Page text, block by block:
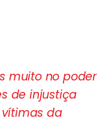
muito no poder
de injustiça
da